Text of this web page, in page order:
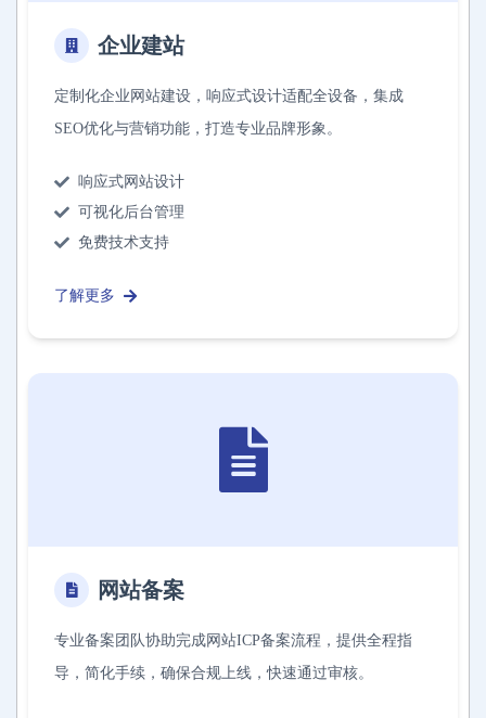
企业建站
定制化企业网站建设，响应式设计适配全设备，集成
SEO优化与营销功能，打造专业品牌形象。
响应式网站设计
可视化后台管理
免费技术支持
了解更多
网站备案
专业备案团队协助完成网站ICP备案流程，提供全程指
导，简化手续，确保合规上线，快速通过审核。